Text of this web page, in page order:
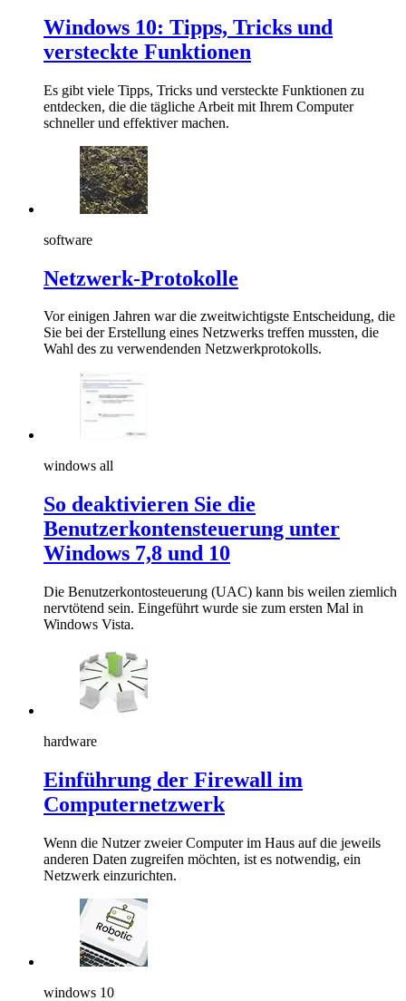
Windows 10: Tipps, Tricks und
versteckte Funktionen
Es gibt viele Tipps, Tricks und versteckte Funktionen zu
entdecken, die die tägliche Arbeit mit Ihrem Computer
schneller und effektiver machen.
software
Netzwerk-Protokolle
Vor einigen Jahren war die zweitwichtigste Entscheidung, die
Sie bei der Erstellung eines Netzwerks treffen mussten, die
Wahl des zu verwendenden Netzwerkprotokolls.
windows all
So deaktivieren Sie die
Benutzerkontensteuerung unter
Windows 7,8 und 10
Die Benutzerkontosteuerung (UAC) kann bis weilen ziemlich
nervtötend sein. Eingeführt wurde sie zum ersten Mal in
Windows Vista.
hardware
Einführung der Firewall im
Computernetzwerk
Wenn die Nutzer zweier Computer im Haus auf die jeweils
anderen Daten zugreifen möchten, ist es notwendig, ein
Netzwerk einzurichten.
windows 10